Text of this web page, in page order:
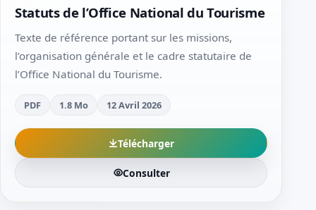
Statuts de l’Office National du Tourisme
Texte de référence portant sur les missions,
l’organisation générale et le cadre statutaire de
l’Office National du Tourisme.
PDF 1.8 Mo 12 Avril 2026
Télécharger
Consulter